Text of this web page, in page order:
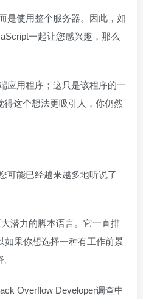
是使用整个服务器。因此，如
一起让您感兴趣，那么
应用程序；这只是该程序的一
这个想法更吸引人，你仍然
可能已经越来越多地听说了
潜力的脚本语言。它一直排
如果你想选择一种有工作前景
Overflow Developer调查中